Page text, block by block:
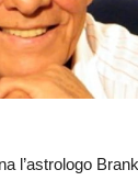
l’astrologo